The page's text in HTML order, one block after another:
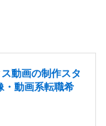
動画の制作スタ
・動画系転職希